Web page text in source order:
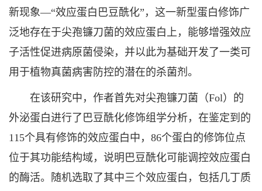
新现象—“效应蛋白巴豆酰化”，这一新型蛋白修饰广
泛地存在于尖孢镰刀菌的效应蛋白上，能够增强效应
子活性促进病原菌侵染，并以此为基础开发了一类可
用于植物真菌病害防控的潜在的杀菌剂。
在该研究中，作者首先对尖孢镰刀菌（Fol）的
外泌蛋白进行了巴豆酰化修饰组学分析，在鉴定到的
115个具有修饰的效应蛋白中，86个蛋白的修饰位点
位于其功能结构域，说明巴豆酰化可能调控效应蛋白
的酶活。随机选取了其中三个效应蛋白，包括几丁质